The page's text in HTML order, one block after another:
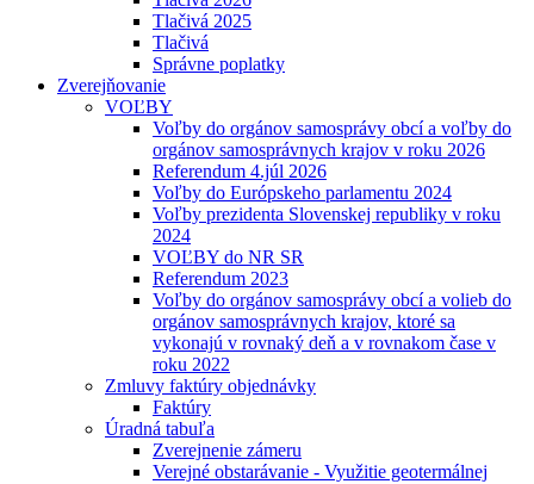
Tlačivá 2025
Tlačivá
Správne poplatky
Zverejňovanie
VOĽBY
Voľby do orgánov samosprávy obcí a voľby do
orgánov samosprávnych krajov v roku 2026
Referendum 4.júl 2026
Voľby do Európskeho parlamentu 2024
Voľby prezidenta Slovenskej republiky v roku
2024
VOĽBY do NR SR
Referendum 2023
Voľby do orgánov samosprávy obcí a volieb do
orgánov samosprávnych krajov, ktoré sa
vykonajú v rovnaký deň a v rovnakom čase v
roku 2022
Zmluvy faktúry objednávky
Faktúry
Úradná tabuľa
Zverejnenie zámeru
Verejné obstarávanie - Využitie geotermálnej